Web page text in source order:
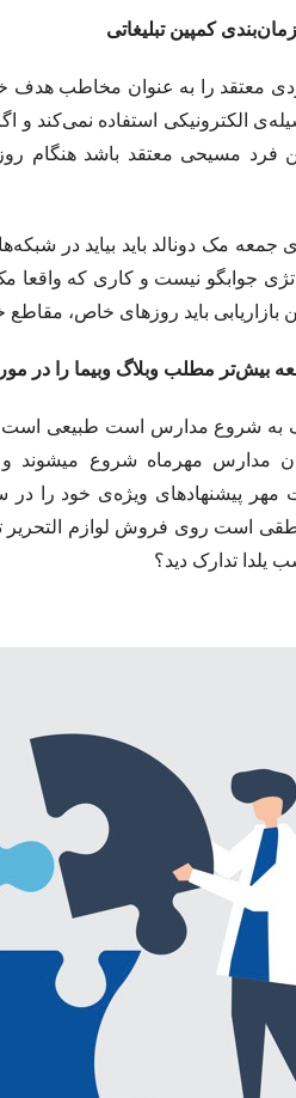
کمپین تبلیغاتی
معتقد را به عنوان مخاطب هدف
الکترونیکی استفاده نمی‌کند و
فرد مسیحی معتقد باشد هنگام
جمعه مک دونالد باید بیاید در
جوابگو نیست و کاری که واقعا
بازاریابی باید روزهای خاص،
بیش‌تر مطلب وبلاگ وبیما را در
به شروع مدارس است طبیعی است
مدارس مهرماه شروع
پیشنهادهای ویژه‌ی خود را در
منطقی است روی فروش لوازم التحریر
یلدا تدارک دید؟